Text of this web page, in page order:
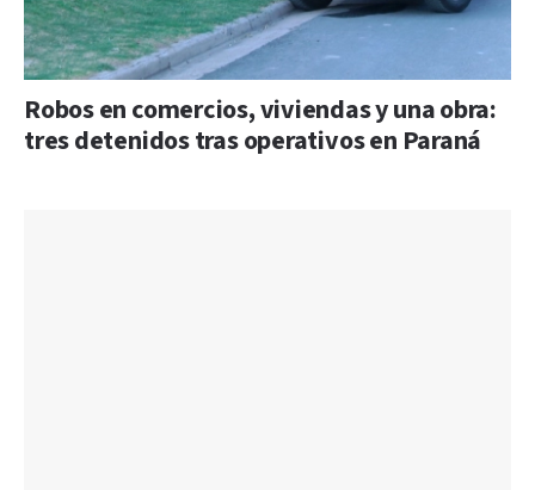
Robos en comercios, viviendas y una obra:
tres detenidos tras operativos en Paraná